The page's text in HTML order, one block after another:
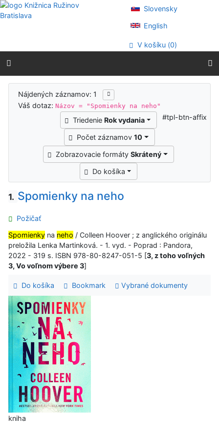
Prejsť na obsah
Prejsť na menu
Prehlásenie o webovej prístupnosti
Slovensky
English
V košíku (0)
Výsledky vyhľadávania
Nájdených záznamov: 1
Váš dotaz:Názov = "Spomienky na neho"
Triedenie Rok vydania
Počet záznamov10
Zobrazovacie formátySkrátený
Do košíka
#tpl-btn-affix
1. Spomienky na neho
Požičať
Spomienky na neho / Colleen Hoover ; z anglického originálu
preložila Lenka Martinková. - 1. vyd. - Poprad : Pandora,
2022 - 319 s. ISBN 978-80-8247-051-5 [3, z toho voľných
3, Vo voľnom výbere 3]
Do košíka Bookmark Vybrané dokumenty
kniha